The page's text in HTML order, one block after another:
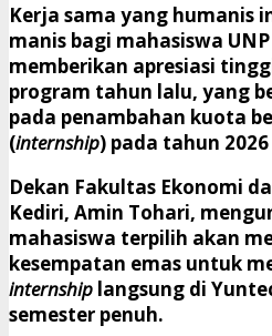
​Kerja sama yang humanis
manis bagi mahasiswa
memberikan apresiasi
program tahun lalu, yang
pada penambahan kuota
(internship) pada tahun
​Dekan Fakultas Ekonomi
Kediri, Amin Tohari,
mahasiswa terpilih akan
kesempatan emas untuk
internship langsung di
semester penuh.